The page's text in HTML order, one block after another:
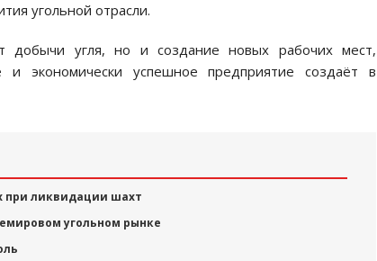
угольной отрасли.
угля, но и создание новых рабочих мест,
экономически успешное предприятие создаёт в
при ликвидации шахт
угольном рынке